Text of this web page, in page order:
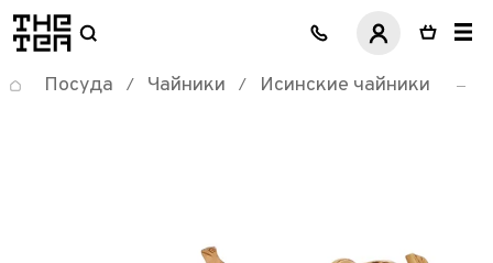
логотип
Посуда / Чайники / Исинские чайники